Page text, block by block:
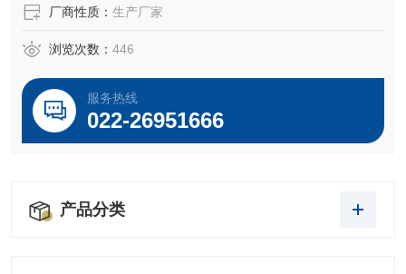
厂商性质： 生产厂家
浏览次数： 446
服务热线
022-26951666
产品分类